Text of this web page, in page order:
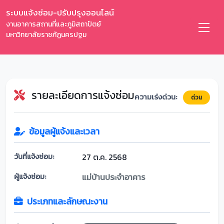
ระบบแจ้งซ่อม-ปรับปรุงออนไลน์
งานอาคารสถานที่และภูมิสถาปัตย์
มหาวิทยาลัยราชภัฏนครปฐม
รายละเอียดการแจ้งซ่อมความเร่งด่วน: ด่วน
ข้อมูลผู้แจ้งและเวลา
วันที่แจ้งซ่อม: 27 ต.ค. 2568
ผู้แจ้งซ่อม: แม่บ้านประจำอาคาร
ประเภทและลักษณะงาน